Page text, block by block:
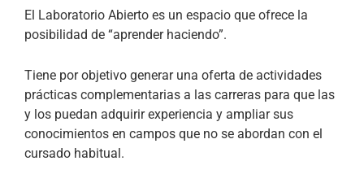
El Laboratorio Abierto es un espacio que ofrece la
posibilidad de “aprender haciendo”.
Tiene por objetivo generar una oferta de actividades
prácticas complementarias a las carreras para que las
y los puedan adquirir experiencia y ampliar sus
conocimientos en campos que no se abordan con el
cursado habitual.